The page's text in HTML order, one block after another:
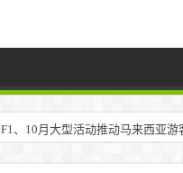
F1、10月大型活动推动马来西亚游